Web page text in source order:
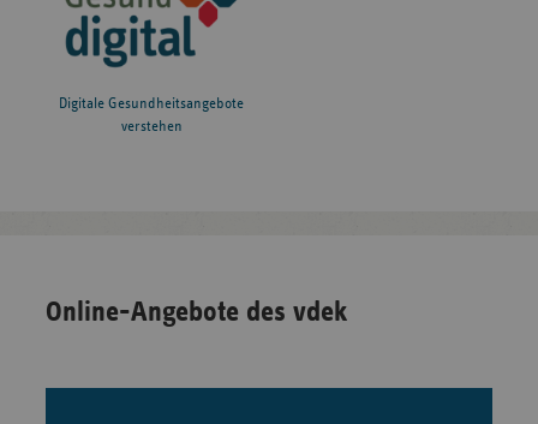
Digitale Gesundheitsangebote
verstehen
Online-Angebote des vdek